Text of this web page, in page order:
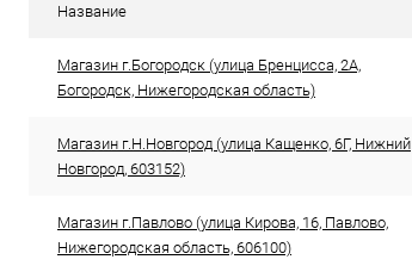
Название
Магазин г.Богородск (улица Бренцисса, 2А,
Богородск, Нижегородская область)
Магазин г.Н.Новгород (улица Кащенко, 6Г, Нижний
Новгород, 603152)
Магазин г.Павлово (улица Кирова, 16, Павлово,
Нижегородская область, 606100)